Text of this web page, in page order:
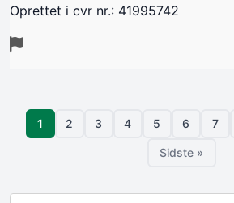
Oprettet i cvr nr.: 41995742
Sideinddeling
Side
1
Side
2
Side
3
Side
4
Side
5
Side
6
Side
7
Sidste side
Sidste »